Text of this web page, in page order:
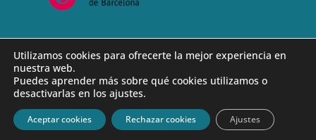
Diseñado porADGlobalWeb
Utilizamos cookies para ofrecerte la mejor experiencia en
nuestra web.
Puedes aprender más sobre qué cookies utilizamos o
desactivarlas en los ajustes.
Aceptar cookies Rechazar cookies Ajustes